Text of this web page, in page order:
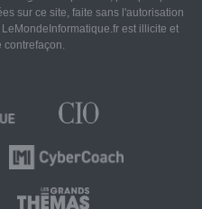
sur ce site, faite sans l'autorisation
est illicite et
contrefaçon.